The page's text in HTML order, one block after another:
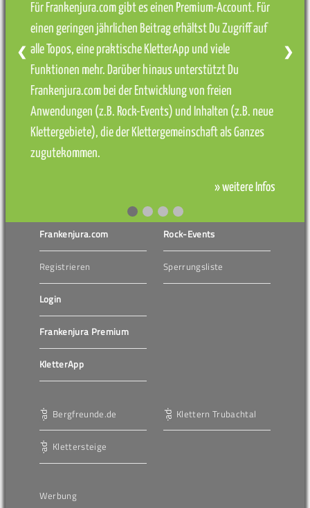
Für Frankenjura.com gibt es einen Premium-Account. Für
einen geringen jährlichen Beitrag erhältst Du Zugriff auf
alle Topos, eine praktische KletterApp und viele
Funktionen mehr. Darüber hinaus unterstützt Du
Frankenjura.com bei der Entwicklung von freien
Anwendungen (z.B. Rock-Events) und Inhalten (z.B. neue
Klettergebiete), die der Klettergemeinschaft als Ganzes
zugutekommen.
» weitere Infos
❮ ❯
Frankenjura.com
Registrieren
Login
Frankenjura Premium
KletterApp
Rock-Events
Sperrungsliste
Bergfreunde.de
Klettersteige
Klettern Trubachtal
Werbung